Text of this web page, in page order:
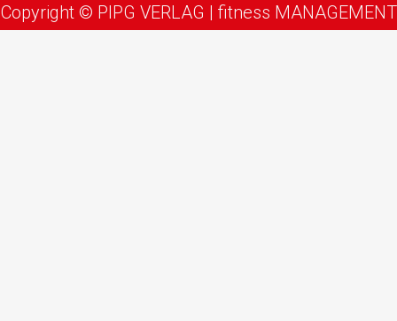
Copyright © PIPG VERLAG | fitness MANAGEMENT